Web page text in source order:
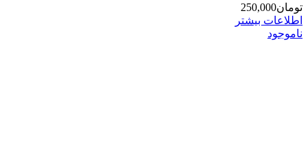
تومان250,000
اطلاعات بیشتر
ناموجود